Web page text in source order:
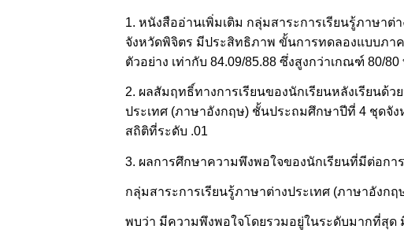
1. หนังสืออ่านเพิ่มเติม กลุ่มสาระการเรียนรู้ภาษา
จังหวัดพิจิตร มีประสิทธิภาพ ขั้นการทดลองแบบภา
ตัวอย่าง เท่ากับ 84.09/85.88 ซึ่งสูงกว่าเกณฑ์ 80/80
2. ผลสัมฤทธิ์ทางการเรียนของนักเรียนหลังเรียนด้
ประเทศ (ภาษาอังกฤษ) ชั้นประถมศึกษาปีที่ 4 ชุดจั
สถิติที่ระดับ .01
3. ผลการศึกษาความพึงพอใจของนักเรียนที่มีต่อกา
กลุ่มสาระการเรียนรู้ภาษาต่างประเทศ (ภาษาอัง
พบว่า มีความพึงพอใจโดยรวมอยู่ในระดับมากที่สุด